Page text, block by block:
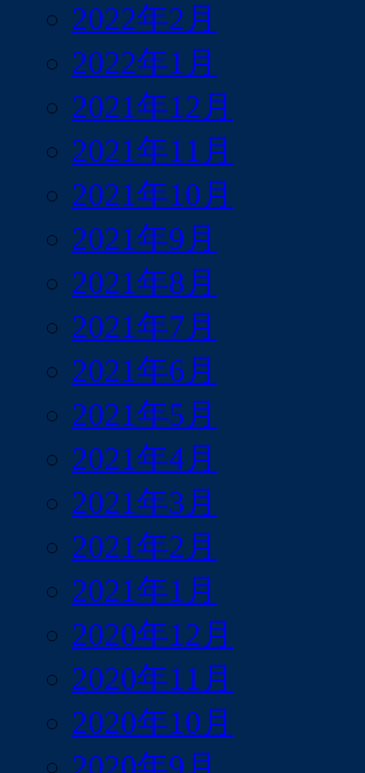
2022年2月
2022年1月
2021年12月
2021年11月
2021年10月
2021年9月
2021年8月
2021年7月
2021年6月
2021年5月
2021年4月
2021年3月
2021年2月
2021年1月
2020年12月
2020年11月
2020年10月